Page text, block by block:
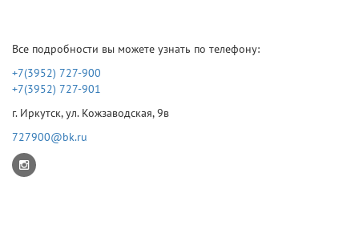
Все подробности вы можете узнать по телефону:
+7(3952) 727-900
+7(3952) 727-901
г. Иркутск, ул. Кожзаводская, 9в
727900@bk.ru